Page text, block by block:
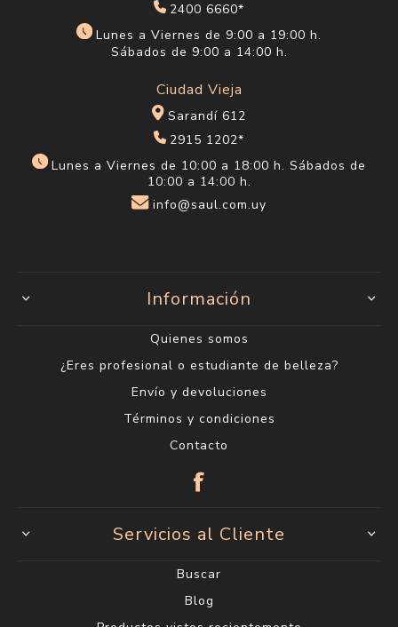
2400 6660*
Lunes a Viernes de 9:00 a 19:00 h.
Sábados de 9:00 a 14:00 h.
Ciudad Vieja
Sarandí 612
2915 1202*
Lunes a Viernes de 10:00 a 18:00 h. Sábados de
10:00 a 14:00 h.
info@saul.com.uy
Información
Quienes somos
¿Eres profesional o estudiante de belleza?
Envío y devoluciones
Términos y condiciones
Contacto
Servicios al Cliente
Buscar
Blog